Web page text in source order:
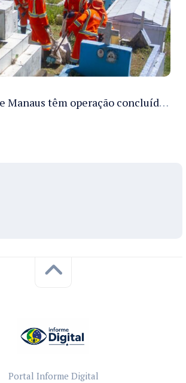
Cemitérios de Manaus têm operação concluída e estrutura pronta para receber famílias no Dia dos Pais
Portal Informe Digital